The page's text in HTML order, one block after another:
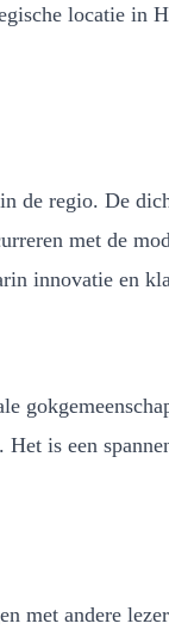
locatie in
de regio. De
met de
innovatie en
is een
met andere